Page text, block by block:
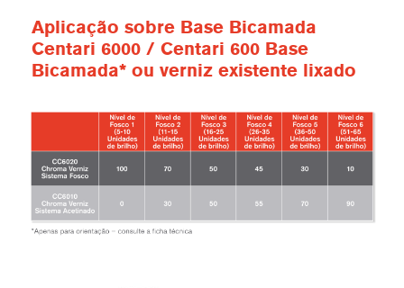
Aplicação sobre Base Bicamada
Centari 6000 / Centari 600 Base
Bicamada* ou verniz existente lixado